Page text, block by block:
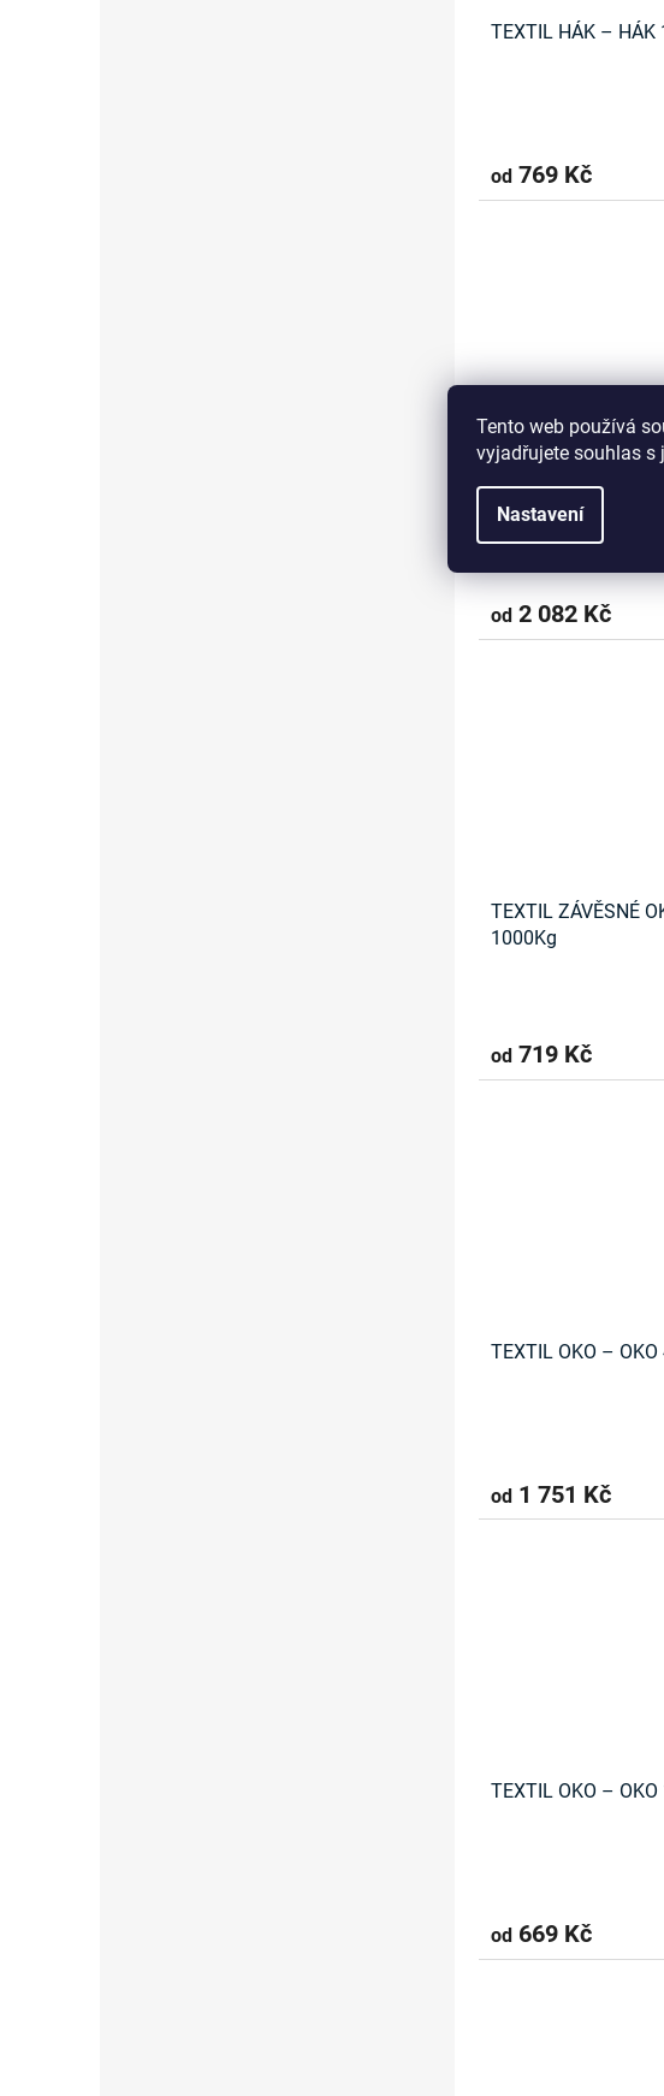
Tento web používá
vyjadřujete souhlas
Nastavení
TEXTIL HÁK – HÁK
od 769 Kč
od 2 082 Kč
TEXTIL ZÁVĚSNÉ
1000Kg
od 719 Kč
TEXTIL OKO –
od 1 751 Kč
TEXTIL OKO –
od 669 Kč